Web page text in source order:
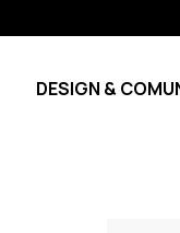
DESIGN &